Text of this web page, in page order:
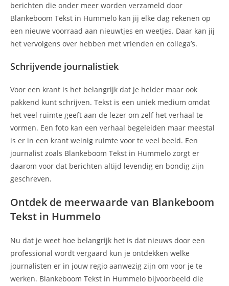
berichten die onder meer worden verzameld door
Blankeboom Tekst in Hummelo kan jij elke dag rekenen op
een nieuwe voorraad aan nieuwtjes en weetjes. Daar kan jij
het vervolgens over hebben met vrienden en collega’s.
Schrijvende journalistiek
Voor een krant is het belangrijk dat je helder maar ook
pakkend kunt schrijven. Tekst is een uniek medium omdat
het veel ruimte geeft aan de lezer om zelf het verhaal te
vormen. Een foto kan een verhaal begeleiden maar meestal
is er in een krant weinig ruimte voor te veel beeld. Een
journalist zoals Blankeboom Tekst in Hummelo zorgt er
daarom voor dat berichten altijd levendig en bondig zijn
geschreven.
Ontdek de meerwaarde van Blankeboom
Tekst in Hummelo
Nu dat je weet hoe belangrijk het is dat nieuws door een
professional wordt vergaard kun je ontdekken welke
journalisten er in jouw regio aanwezig zijn om voor je te
werken. Blankeboom Tekst in Hummelo bijvoorbeeld die